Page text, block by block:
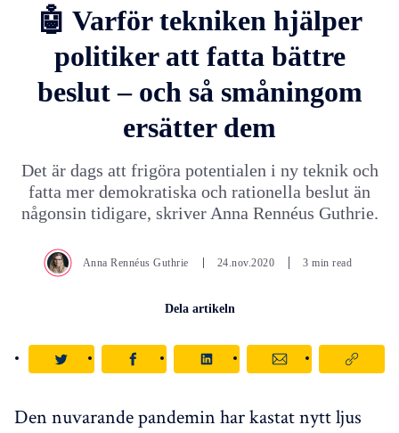
🤖 Varför tekniken hjälper
politiker att fatta bättre
beslut – och så småningom
ersätter dem
Det är dags att frigöra potentialen i ny teknik och
fatta mer demokratiska och rationella beslut än
någonsin tidigare, skriver Anna Rennéus Guthrie.
Anna Rennéus Guthrie 24.nov.2020 3 min read
Dela artikeln
Den nuvarande pandemin har kastat nytt ljus